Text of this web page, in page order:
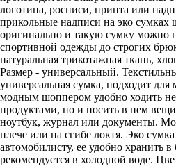
логотипа, росписи, принта или
прикольные надписи на эко сумках
оригинально и такую сумку можно
спортивной одежды до строгих
натуральная трикотажная ткань,
Размер - универсальный.
универсальная сумка, подходит
модным шоппером удобно ходить не
продуктами, но и носить в нем
ноутбук, журнал или документы.
плече или на сгибе локтя. Эко
автомобилисту, ее удобно хранить в
рекомендуется в холодной воде.